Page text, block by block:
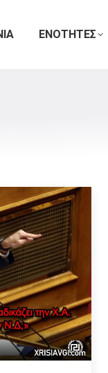
ΕΝΟΤΗΤΕΣ